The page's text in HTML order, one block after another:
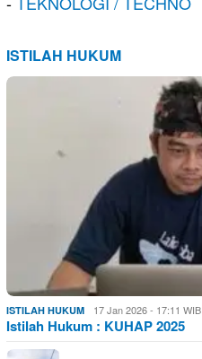
ISTILAH HUKUM
ISTILAH HUKUM 17 Jan 2026 - 17:11 WIB
Istilah Hukum : KUHAP 2025